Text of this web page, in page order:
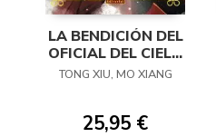
LA BENDICIÓN DEL
OFICIAL DEL CIELO
08 (NOVELA)
TONG XIU, MO XIANG
25,95 €